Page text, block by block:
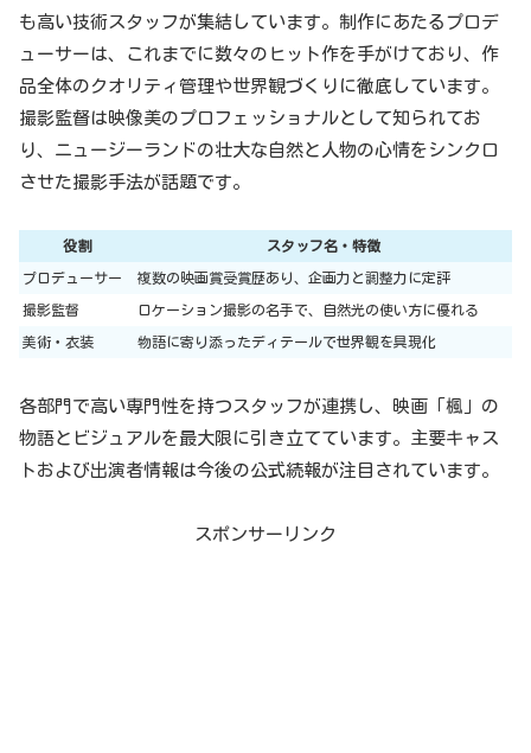
も高い技術スタッフが集結しています。制作にあたるプロデ
ューサーは、これまでに数々のヒット作を手がけており、作
品全体のクオリティ管理や世界観づくりに徹底しています。
撮影監督は映像美のプロフェッショナルとして知られてお
り、ニュージーランドの壮大な自然と人物の心情をシンクロ
させた撮影手法が話題です。
役割 スタッフ名・特徴
プロデューサー 複数の映画賞受賞歴あり、企画力と調整力に定評
撮影監督 ロケーション撮影の名手で、自然光の使い方に優れる
美術・衣装 物語に寄り添ったディテールで世界観を具現化
各部門で高い専門性を持つスタッフが連携し、映画「楓」の
物語とビジュアルを最大限に引き立てています。主要キャス
トおよび出演者情報は今後の公式続報が注目されています。
スポンサーリンク